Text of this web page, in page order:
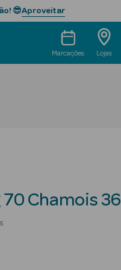
😎Aproveitar
Marcações Lojas
Chamois 36